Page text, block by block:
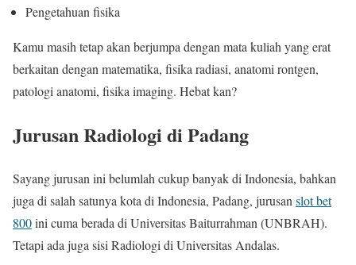
Pengetahuan fisika
Kamu masih tetap akan berjumpa dengan mata kuliah yang erat
berkaitan dengan matematika, fisika radiasi, anatomi rontgen,
patologi anatomi, fisika imaging. Hebat kan?
Jurusan Radiologi di Padang
Sayang jurusan ini belumlah cukup banyak di Indonesia, bahkan
juga di salah satunya kota di Indonesia, Padang, jurusan slot bet
800ini cuma berada di Universitas Baiturrahman (UNBRAH).
Tetapi ada juga sisi Radiologi di Universitas Andalas.